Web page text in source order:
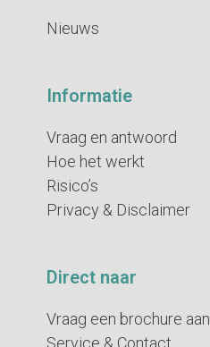
Nieuws
Informatie
Vraag en antwoord
Hoe het werkt
Risico’s
Privacy & Disclaimer
Direct naar
Vraag een brochure aan
Service & Contact